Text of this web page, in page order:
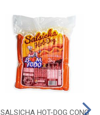
SALSICHA HOT-DOG CONG